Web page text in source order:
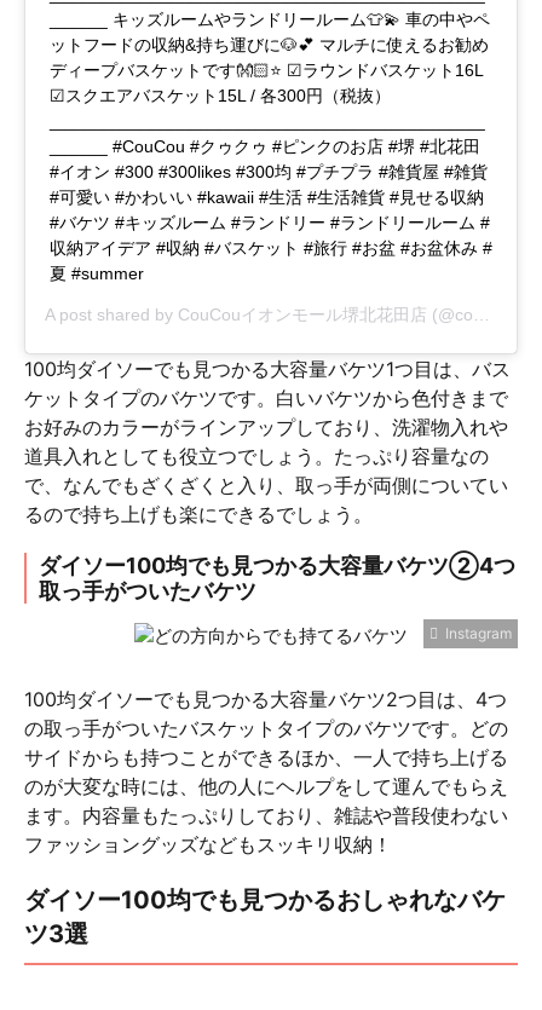
______ キッズルームやランドリールーム👕💫 車の中やペ
ットフードの収納&持ち運びに🐶💕 マルチに使えるお勧め
ディープバスケットです👐🏻⭐️ ☑︎ラウンドバスケット16L
☑︎スクエアバスケット15L / 各300円（税抜）
______ #CouCou #クゥクゥ #ピンクのお店 #堺 #北花田
#イオン #300 #300likes #300均 #プチプラ #雑貨屋 #雑貨
#可愛い #かわいい #kawaii #生活 #生活雑貨 #見せる収納
#バケツ #キッズルーム #ランドリー #ランドリールーム #
収納アイデア #収納 #バスケット #旅行 #お盆 #お盆休み #
夏 #summer
A post shared by CouCouイオンモール堺北花田店 (@coucou_sakaikitahanada) on
100均ダイソーでも見つかる大容量バケツ1つ目は、バス
ケットタイプのバケツです。白いバケツから色付きまで
お好みのカラーがラインアップしており、洗濯物入れや
道具入れとしても役立つでしょう。たっぷり容量なの
で、なんでもざくざくと入り、取っ手が両側についてい
るので持ち上げも楽にできるでしょう。
ダイソー100均でも見つかる大容量バケツ②4つ
取っ手がついたバケツ
Instagram
100均ダイソーでも見つかる大容量バケツ2つ目は、4つ
の取っ手がついたバスケットタイプのバケツです。どの
サイドからも持つことができるほか、一人で持ち上げる
のが大変な時には、他の人にヘルプをして運んでもらえ
ます。内容量もたっぷりしており、雑誌や普段使わない
ファッショングッズなどもスッキリ収納！
ダイソー100均でも見つかるおしゃれなバケ
ツ3選